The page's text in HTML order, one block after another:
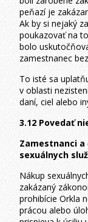
peňazí je
Ak by si nejaký
poukazovať na
bolo
zamestnanec
To isté sa
v oblasti
daní, ciel alebo
3.12 Povedať
Zamestnanci a
sexuálnych
Nákup
zakázaný
prohibície Orkla
prácou alebo